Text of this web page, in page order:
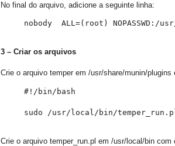
No final do arquivo, adicione a seguinte linha:
nobody  ALL=(root)
3 – Criar os arquivos
Crie o arquivo temper em /usr/share/munin/
#!/bin/bash
sudo /usr/local/bin/
Crie o arquivo temper_run.pl em /usr/local/bin com